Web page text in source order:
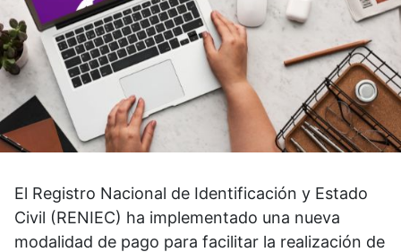
El Registro Nacional de Identificación y Estado
Civil (RENIEC) ha implementado una nueva
modalidad de pago para facilitar la realización de